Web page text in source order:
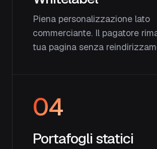
Piena personalizzazione lato
commerciante. Il pagatore
tua pagina senza
04
Portafogli statici